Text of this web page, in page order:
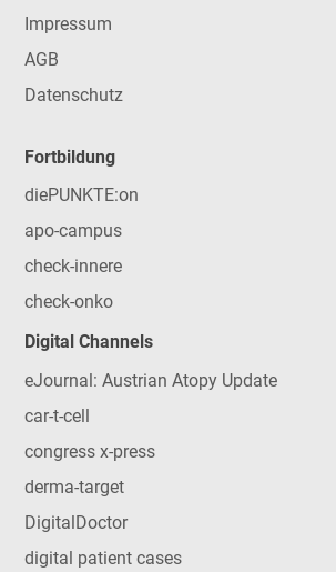
Impressum
AGB
Datenschutz
Fortbildung
diePUNKTE:on
apo-campus
check-innere
check-onko
Digital Channels
eJournal: Austrian Atopy Update
car-t-cell
congress x-press
derma-target
DigitalDoctor
digital patient cases